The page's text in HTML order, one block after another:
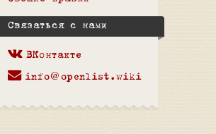
Связаться с нами
ВКонтакте
info@openlist.wiki